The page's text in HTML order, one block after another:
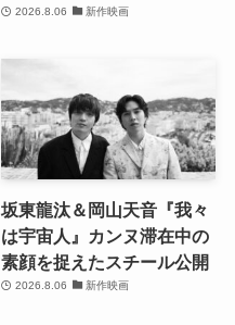
2026.8.06 新作映画
坂東龍汰＆岡山天音『我々
は宇宙人』カンヌ滞在中の
素顔を捉えたスチール公開
2026.8.06 新作映画